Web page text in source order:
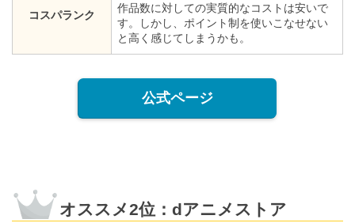
コスパランク
作品数に対しての実質的なコストは安いで
す。しかし、ポイント制を使いこなせない
と高く感じてしまうかも。
公式ページ
オススメ2位：dアニメストア